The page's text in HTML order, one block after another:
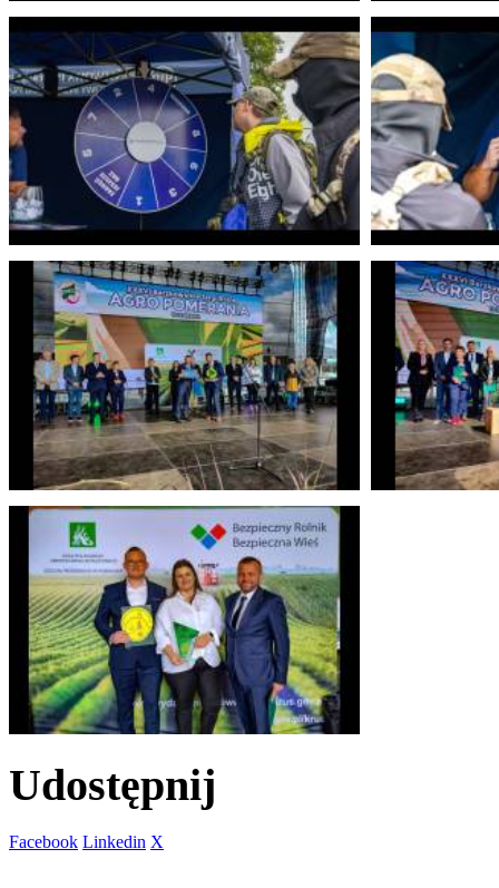
Udostępnij
Facebook Linkedin X